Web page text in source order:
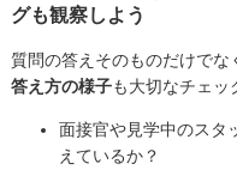
グも観察しよう
質問の答えそのものだけでな
答え方の様子も大切なチェッ
面接官や見学中のスタ
えているか？